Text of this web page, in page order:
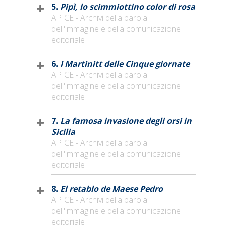
5. Pipì, lo scimmiottino color di rosa
APICE - Archivi della parola
dell'immagine e della comunicazione
editoriale
6. I Martinitt delle Cinque giornate
APICE - Archivi della parola
dell'immagine e della comunicazione
editoriale
7. La famosa invasione degli orsi in
Sicilia
APICE - Archivi della parola
dell'immagine e della comunicazione
editoriale
8. El retablo de Maese Pedro
APICE - Archivi della parola
dell'immagine e della comunicazione
editoriale